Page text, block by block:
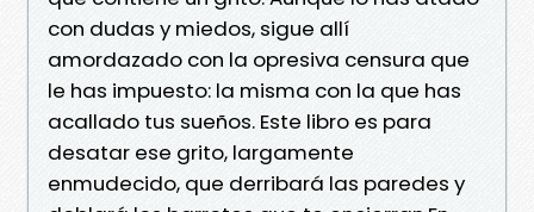
con dudas y miedos, sigue allí
amordazado con la opresiva censura que
le has impuesto: la misma con la que has
acallado tus sueños. Este libro es para
desatar ese grito, largamente
enmudecido, que derribará las paredes y